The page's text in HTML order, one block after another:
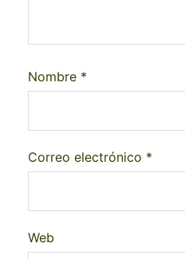
Nombre *
Correo electrónico *
Web